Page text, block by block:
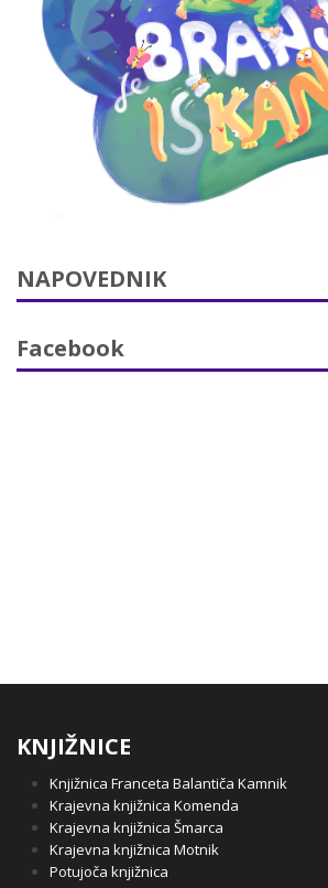
NAPOVEDNIK
Facebook
KNJIŽNICE
Knjižnica Franceta Balantiča Kamnik
Krajevna knjižnica Komenda
Krajevna knjižnica Šmarca
Krajevna knjižnica Motnik
Potujoča knjižnica